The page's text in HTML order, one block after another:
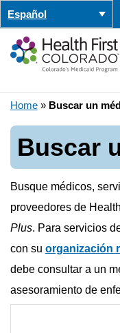
Saltar
al
contenido
Español
Home» Buscar un
Buscar
Busque médicos,
proveedores de
Plus. Para servicios
con su organización
debe consultar a un
asesoramiento de